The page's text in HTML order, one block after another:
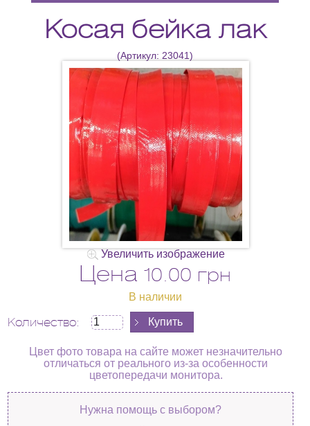
Косая бейка лак
(Артикул: 23041)
Увеличить изображение
Цена 10.00 грн
В наличии
Количество:
Цвет фото товара на сайте может незначительно
отличаться от реального из-за особенности
цветопередачи монитора.
Нужна помощь с выбором?